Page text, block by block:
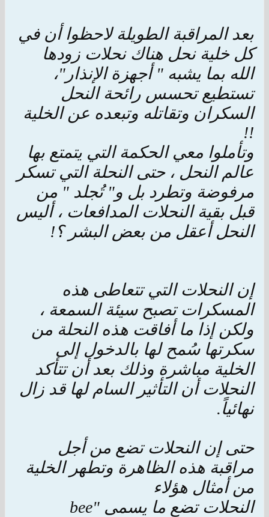
بعد المراقبة الطويلة لاحظوا أن في
كل خلية نحل هناك نحلات زودها
الله بما يشبه " أجهزة الإنذار"،
تستطيع تحسس رائحة النحل
السكران وتقاتله وتبعده عن الخلية
!!
وتأملوا معي الحكمة التي يتمتع بها
عالم النحل ، حتى النحلة التي تسكر
مرفوضة وتطرد بل و" تُجلد " من
قبل بقية النحلات المدافعات ، أليس
النحل أعقل من بعض البشر ؟!
إن النحلات التي تتعاطى هذه
المسكرات تصبح سيئة السمعة ،
ولكن إذا ما أفاقت هذه النحلة من
سكرتها سُمح لها بالدخول إلى
الخلية مباشرة وذلك بعد أن تتأكد
النحلات أن التأثير السام لها قد زال
نهائياً.
حتى إن النحلات تضع من أجل
مراقبة هذه الظاهرة وتطهر الخلية
من أمثال هؤلاء
النحلات تضع ما يسمى "bee